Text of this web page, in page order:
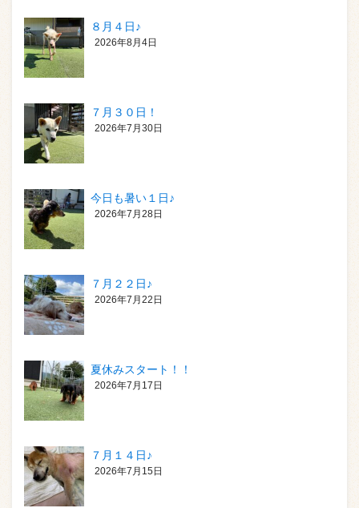
８月４日♪
2026年8月4日
７月３０日！
2026年7月30日
今日も暑い１日♪
2026年7月28日
７月２２日♪
2026年7月22日
夏休みスタート！！
2026年7月17日
７月１４日♪
2026年7月15日